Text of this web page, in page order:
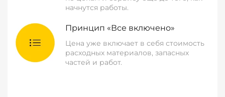
начнутся работы.
Принцип «Все включено»
Цена уже включает в себя стоимость
расходных материалов, запасных
частей и работ.